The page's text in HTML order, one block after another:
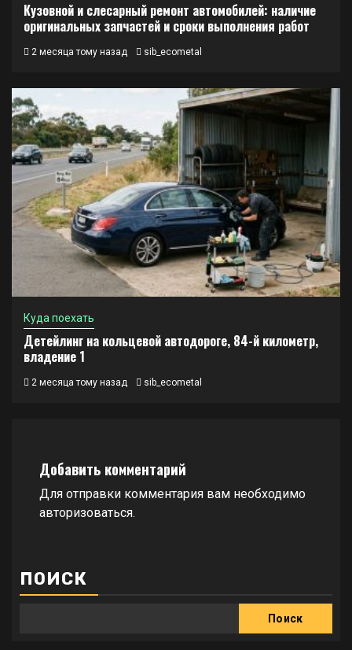
Кузовной и слесарный ремонт автомобилей: наличие
оригинальных запчастей и сроки выполнения работ
2 месяца тому назад sib_ecometal
Куда поехать
Детейлинг на кольцевой автодороге, 84-й километр,
владение 1
2 месяца тому назад sib_ecometal
Добавить комментарий
Для отправки комментария вам необходимо
авторизоваться.
ПОИСК
Поиск